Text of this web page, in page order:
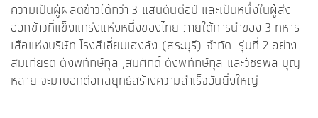
ความเป็นผู้ผลิตข้าวได้กว่า 3 แสนตันต่อปี และเป็นหนึ่งในผู้ส่ง
ออกข้าวที่แข็งแกร่งแห่งหนึ่งของไทย ภายใต้การนำของ 3 ทหาร
เสือแห่งบริษัท โรงสีเอี่ยมเฮงล้ง (สระบุรี) จำกัด รุ่นที่ 2 อย่าง
สมเกียรติ ตังพิทักษ์กุล ,สมศักดิ์ ตังพิทักษ์กุล และวัชรพล บุญ
หลาย จะมาบอกต่อกลยุทธ์สร้างความสำเร็จอันยิ่งใหญ่